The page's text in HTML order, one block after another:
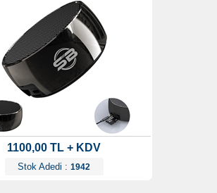
1100,00 TL + KDV
Stok Adedi : 1942